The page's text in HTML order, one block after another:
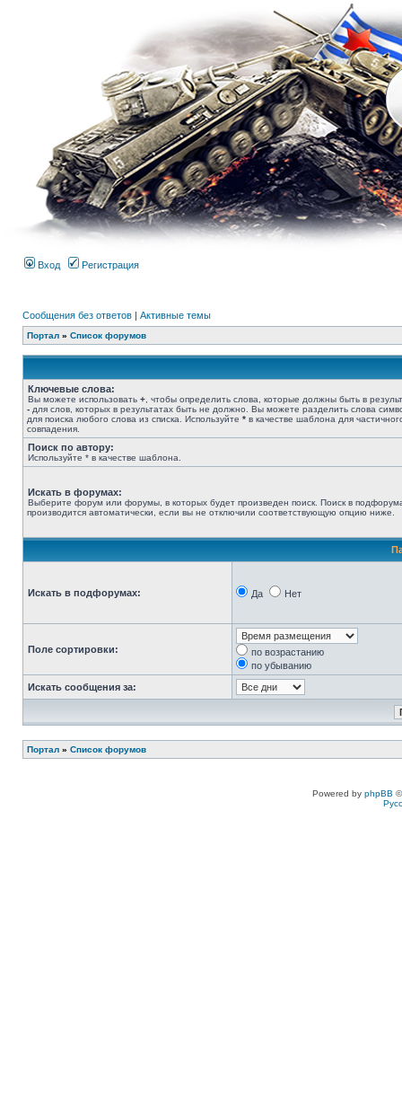
Вход Регистрация
Сообщения без ответов | Активные темы
Портал » Список форумов
Ключевые слова:
Вы можете использовать + , чтобы определить слова, которые должны быть в
- для слов, которых в результатах быть не должно. Вы можете разделить слова
для поиска любого слова из списка. Используйте * в качестве шаблона для
совпадения.
Поиск по автору:
Используйте * в качестве шаблона.
Искать в форумах:
Выберите форум или форумы, в которых будет произведен поиск. Поиск в
производится автоматически, если вы не отключили соответствующую опцию ниже.
Искать в подфорумах: Да Нет
Поле сортировки:
по возрастанию
по убыванию
Искать сообщения за:
Портал » Список форумов
Powered by phpBB